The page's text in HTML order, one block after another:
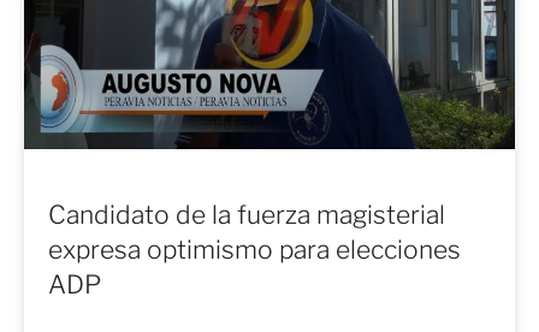
Candidato de la fuerza magisterial
expresa optimismo para elecciones
ADP